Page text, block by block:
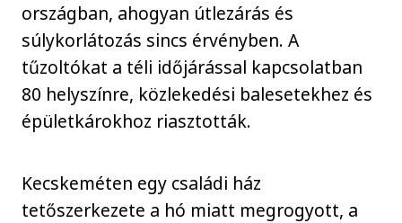
országban, ahogyan útlezárás és
súlykorlátozás sincs érvényben. A
tűzoltókat a téli időjárással kapcsolatban
80 helyszínre, közlekedési balesetekhez és
épületkárokhoz riasztották.
Kecskeméten egy családi ház
tetőszerkezete a hó miatt megrogyott, a